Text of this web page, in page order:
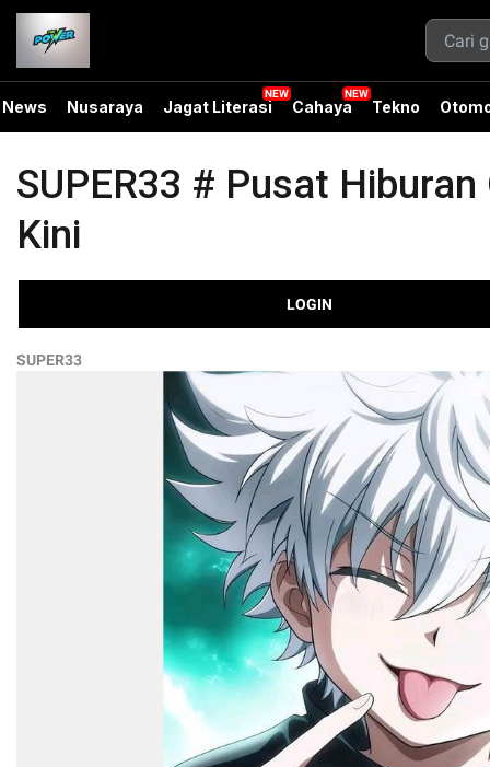
News Nusaraya Jagat Literasi Cahaya Tekno
SUPER33 # Pusat
Kini
LOGIN
SUPER33